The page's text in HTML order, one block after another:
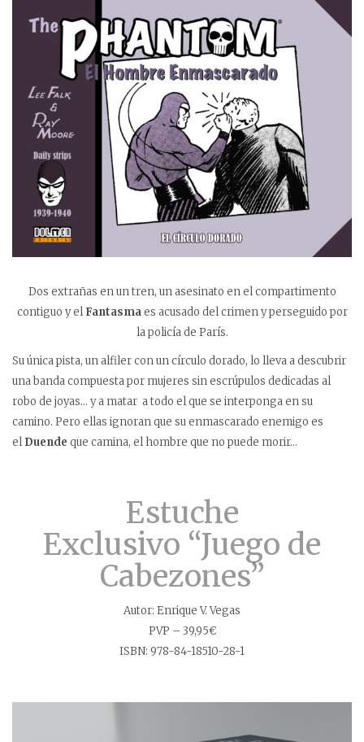
Dos extrañas en un tren, un asesinato en el compartimento
contiguo y elFantasmaes acusado del crimen y perseguido por
la policía de París.
Su única pista, un alfiler con un círculo dorado, lo lleva a descubrir
una banda compuesta por mujeres sin escrúpulos dedicadas al
robo de joyas… y a matar a todo el que se interponga en su
camino. Pero ellas ignoran que su enmascarado enemigo es
elDuende que camina, el hombre que no puede morir…
Estuche
Exclusivo “Juego de
Cabezones”
Autor: Enrique V. Vegas
PVP – 39,95€
ISBN: 978-84-18510-28-1